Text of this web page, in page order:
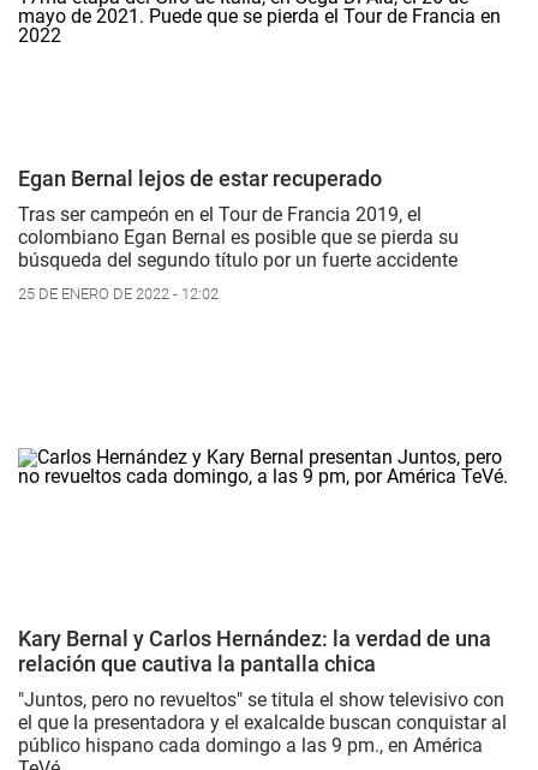
Egan Bernal lejos de estar recuperado
Tras ser campeón en el Tour de Francia 2019, el
colombiano Egan Bernal es posible que se pierda su
búsqueda del segundo título por un fuerte accidente
25 DE ENERO DE 2022 - 12:02
Kary Bernal y Carlos Hernández: la verdad de una
relación que cautiva la pantalla chica
"Juntos, pero no revueltos" se titula el show televisivo con
el que la presentadora y el exalcalde buscan conquistar al
público hispano cada domingo a las 9 pm., en América